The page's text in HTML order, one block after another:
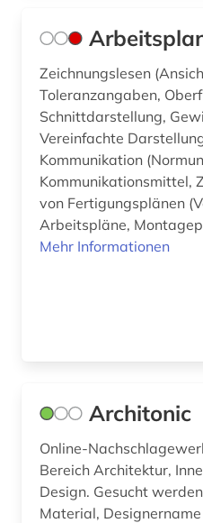
fachkraft (1)
fachsprache (1)
fahrrad (1)
Zeichnungslesen
Toleranzangaben,
Schnittdarstellung,
Vereinfachte
Kommunikation
Kommunikationsmittel,
von Fertigungsplänen
Arbeitspläne,
Mehr Informationen
Architonic
Online-
Bereich Architektur,
Design. Gesucht
Material,